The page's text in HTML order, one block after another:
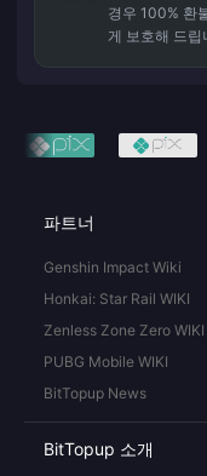
경우 100% 환
게 보호해 드립
파트너
Genshin Impact Wiki
Honkai: Star Rail WIKI
Zenless Zone Zero WIKI
PUBG Mobile WIKI
BitTopup News
BitTopup 소개